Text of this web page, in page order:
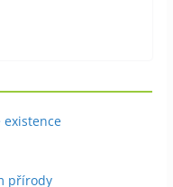
existence
přírody